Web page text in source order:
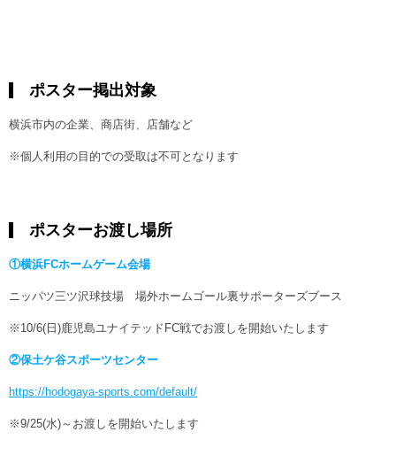
ポスター掲出対象
横浜市内の企業、商店街、店舗など
※個人利用の目的での受取は不可となります
ポスターお渡し場所
①横浜FCホームゲーム会場
ニッパツ三ツ沢球技場 場外ホームゴール裏サポーターズブース
※10/6(日)鹿児島ユナイテッドFC戦でお渡しを開始いたします
②保土ケ谷スポーツセンター
https://hodogaya-sports.com/default/
※9/25(水)～お渡しを開始いたします